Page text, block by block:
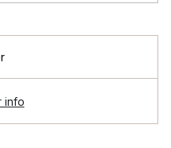
info